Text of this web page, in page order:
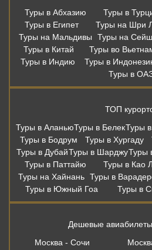
Туры в Абхазию
Туры в
Туры в Египет
Туры на Шри
Туры на Мальдивы
Туры на
Туры в Китай
Туры во
Туры в Индию
Туры в
Туры в
ТОП
Туры в АланьюТуры в БелекТуры
Туры в Бодрум
Туры в Хургаду
Туры в ДубайТуры в ШарджуТуры
Туры в Паттайю
Туры в Као
Туры на Хайнань Туры в
Туры в Южный Гоа
Туры в
Дешевые
Москва - Сочи